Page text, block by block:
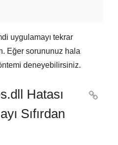
uygulamayı tekrar
Eğer sorununuz hala
deneyebilirsiniz.
Hatası
Sıfırdan
